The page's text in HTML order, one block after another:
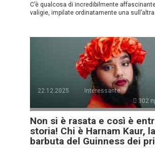
C’è qualcosa di incredibilmente
valigie, impilate ordinatamente una
22.12.2025
Interessante
302
Non si è rasata e così è
storia! Chi è Harnam Kaur,
barbuta del Guinness dei